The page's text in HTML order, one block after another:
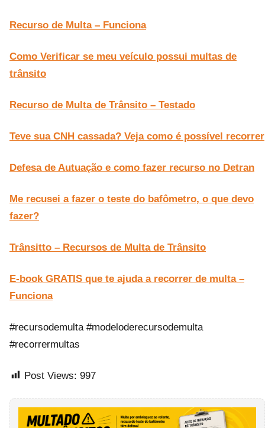
Recurso de Multa – Funciona
Como Verificar se meu veículo possui multas de
trânsito
Recurso de Multa de Trânsito – Testado
Teve sua CNH cassada? Veja como é possível recorrer
Defesa de Autuação e como fazer recurso no Detran
Me recusei a fazer o teste do bafômetro, o que devo
fazer?
Trânsitto – Recursos de Multa de Trânsito
E-book GRATIS que te ajuda a recorrer de multa –
Funciona
#recursodemulta #modeloderecursodemulta
#recorrermultas
Post Views: 997